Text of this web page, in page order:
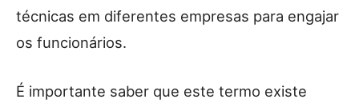
técnicas em diferentes empresas para engajar
os funcionários.
É importante saber que este termo existe